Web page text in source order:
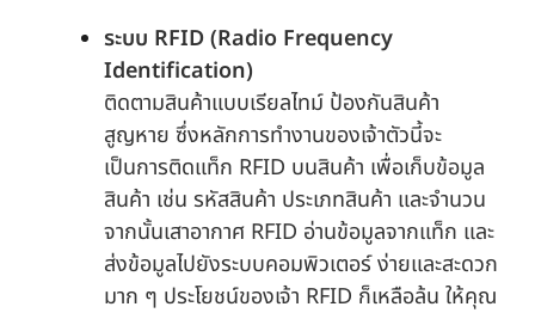
ระบบ RFID (Radio Frequency
Identification)
ติดตามสินค้าแบบเรียลไทม์ ป้องกันสินค้า
สูญหาย ซึ่งหลักการทำงานของเจ้าตัวนี้จะ
เป็นการติดแท็ก RFID บนสินค้า เพื่อเก็บข้อมูล
สินค้า เช่น รหัสสินค้า ประเภทสินค้า และจำนวน
จากนั้นเสาอากาศ RFID อ่านข้อมูลจากแท็ก และ
ส่งข้อมูลไปยังระบบคอมพิวเตอร์ ง่ายและสะดวก
มาก ๆ ประโยชน์ของเจ้า RFID ก็เหลือล้น ให้คุณ